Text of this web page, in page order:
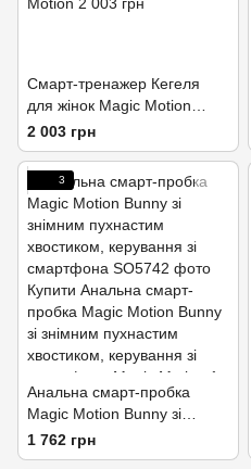
Смарт-тренажер Кегеля
для жінок Magic Motion
Kegel Coach
2 003 грн
3
Анальна смарт-пробка
Magic Motion Bunny зі
знімним пухнастим
хвостиком, керування зі
1 762 грн